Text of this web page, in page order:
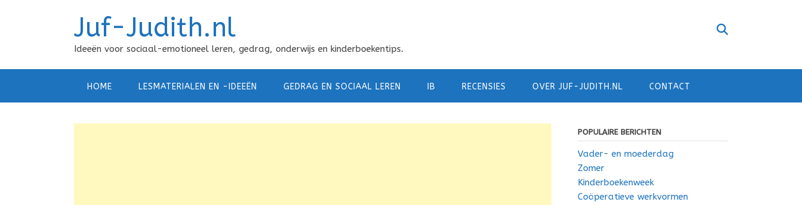
Juf-Judith.nl
Ideeën voor sociaal-emotioneel leren, gedrag, onderwijs en kinderboekentips.
HOME LESMATERIALEN EN -IDEEËN GEDRAG EN SOCIAAL LEREN IB RECENSIES OVER JUF-JUDITH.NL CONTACT
POPULAIRE BERICHTEN
Vader- en moederdag
Zomer
Kinderboekenweek
Coöperatieve werkvormen